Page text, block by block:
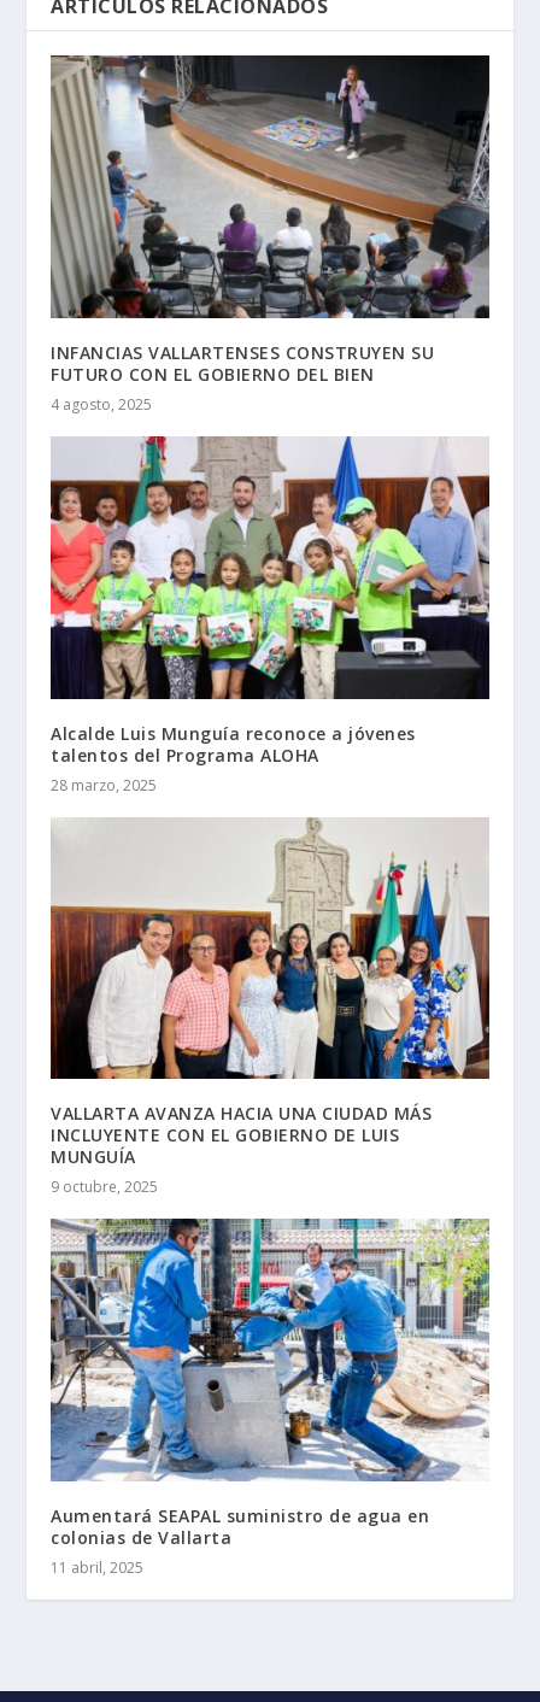
ARTÍCULOS RELACIONADOS
INFANCIAS VALLARTENSES CONSTRUYEN SU
FUTURO CON EL GOBIERNO DEL BIEN
4 agosto, 2025
Alcalde Luis Munguía reconoce a jóvenes
talentos del Programa ALOHA
28 marzo, 2025
VALLARTA AVANZA HACIA UNA CIUDAD MÁS
INCLUYENTE CON EL GOBIERNO DE LUIS
MUNGUÍA
9 octubre, 2025
Aumentará SEAPAL suministro de agua en
colonias de Vallarta
11 abril, 2025